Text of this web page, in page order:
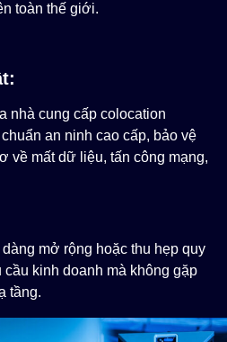
toàn thế giới.
nhà cung cấp colocation
an ninh cao cấp, bảo vệ
về mất dữ liệu, tấn công mạng,
mở rộng hoặc thu hẹp quy
cầu kinh doanh mà không gặp
tầng.